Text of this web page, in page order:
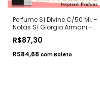
Perfume Sí Divine C/50 Ml. -
Notas Sí Giorgio Armani -
Perfumes
R$87,30
R$84,68 comBoleto